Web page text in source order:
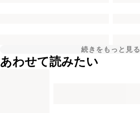
続きをもっと見る
あわせて読みたい